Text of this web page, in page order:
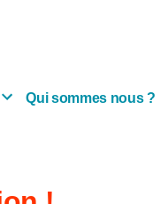
Qui sommes nous ?